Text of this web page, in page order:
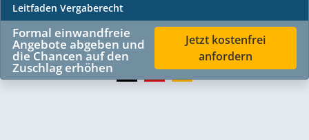
Checkliste: Bieterrechte –
Die Rüge
Leitfaden Vergaberecht
Formal einwandfreie
Angebote abgeben und
die Chancen auf den
Zuschlag erhöhen
Jetzt kostenfrei
anfordern